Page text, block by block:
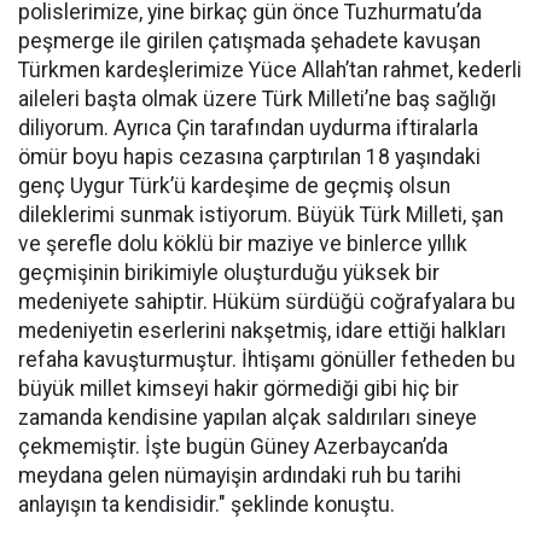
polislerimize, yine birkaç gün önce Tuzhurmatu’da
peşmerge ile girilen çatışmada şehadete kavuşan
Türkmen kardeşlerimize Yüce Allah’tan rahmet, kederli
aileleri başta olmak üzere Türk Milleti’ne baş sağlığı
diliyorum. Ayrıca Çin tarafından uydurma iftiralarla
ömür boyu hapis cezasına çarptırılan 18 yaşındaki
genç Uygur Türk’ü kardeşime de geçmiş olsun
dileklerimi sunmak istiyorum. Büyük Türk Milleti, şan
ve şerefle dolu köklü bir maziye ve binlerce yıllık
geçmişinin birikimiyle oluşturduğu yüksek bir
medeniyete sahiptir. Hüküm sürdüğü coğrafyalara bu
medeniyetin eserlerini nakşetmiş, idare ettiği halkları
refaha kavuşturmuştur. İhtişamı gönüller fetheden bu
büyük millet kimseyi hakir görmediği gibi hiç bir
zamanda kendisine yapılan alçak saldırıları sineye
çekmemiştir. İşte bugün Güney Azerbaycan’da
meydana gelen nümayişin ardındaki ruh bu tarihi
anlayışın ta kendisidir." şeklinde konuştu.